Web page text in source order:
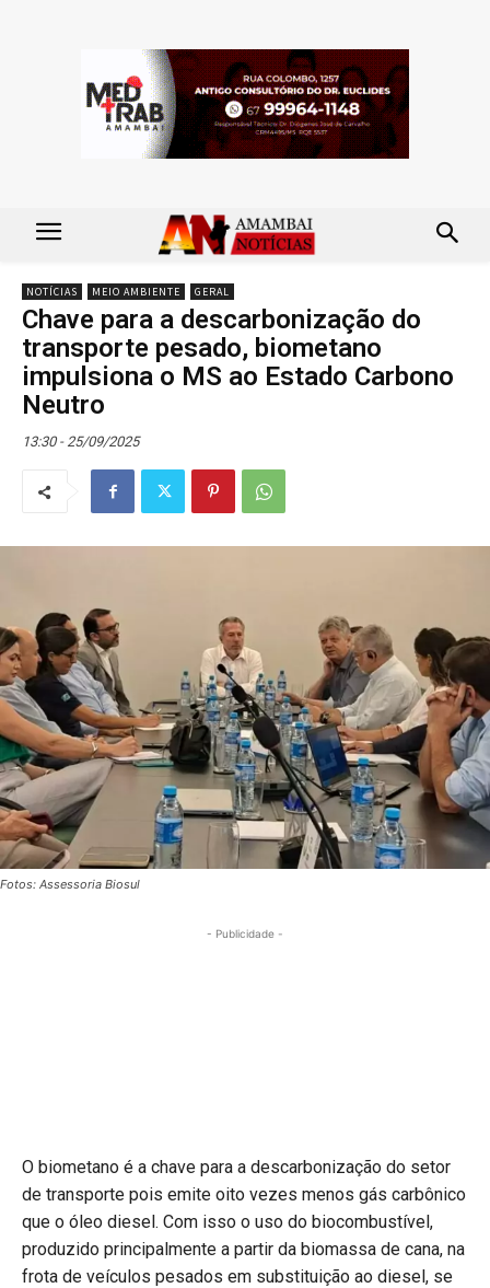
NOTÍCIAS MEIO AMBIENTE GERAL
Chave para a descarbonização do
transporte pesado, biometano
impulsiona o MS ao Estado Carbono
Neutro
13:30 - 25/09/2025
Fotos: Assessoria Biosul
- Publicidade -
O biometano é a chave para a descarbonização do setor
de transporte pois emite oito vezes menos gás carbônico
que o óleo diesel. Com isso o uso do biocombustível,
produzido principalmente a partir da biomassa de cana, na
frota de veículos pesados em substituição ao diesel, se